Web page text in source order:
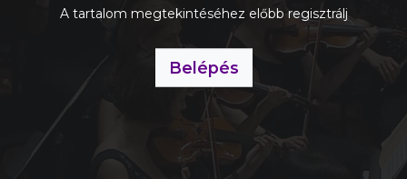
A tartalom megtekintéséhez előbb regisztrálj
Belépés